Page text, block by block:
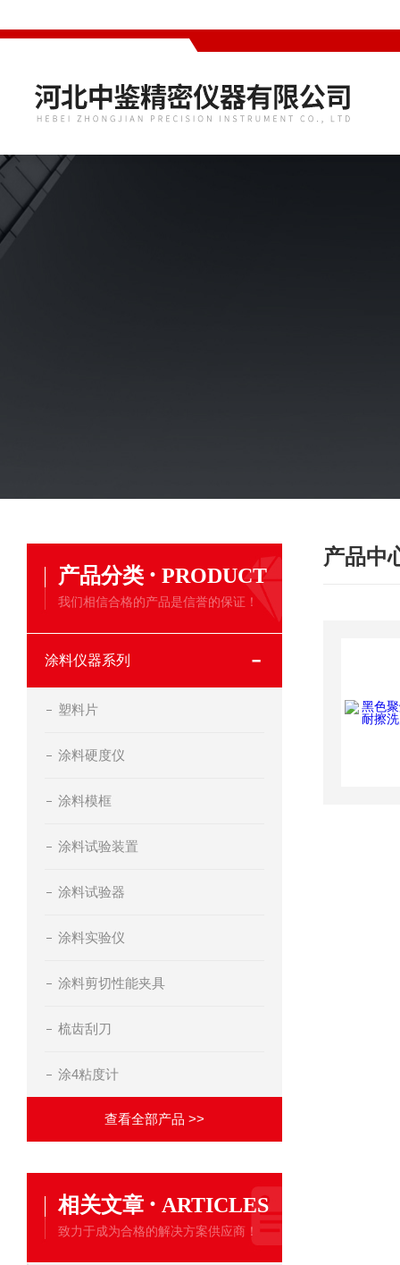
产品分类 · PRODUCT
我们相信合格的产品是信誉的保证！
涂料仪器系列
塑料片
涂料硬度仪
涂料模框
涂料试验装置
涂料试验器
涂料实验仪
涂料剪切性能夹具
梳齿刮刀
涂4粘度计
查看全部产品 >>
相关文章 · ARTICLES
致力于成为合格的解决方案供应商！
产品中